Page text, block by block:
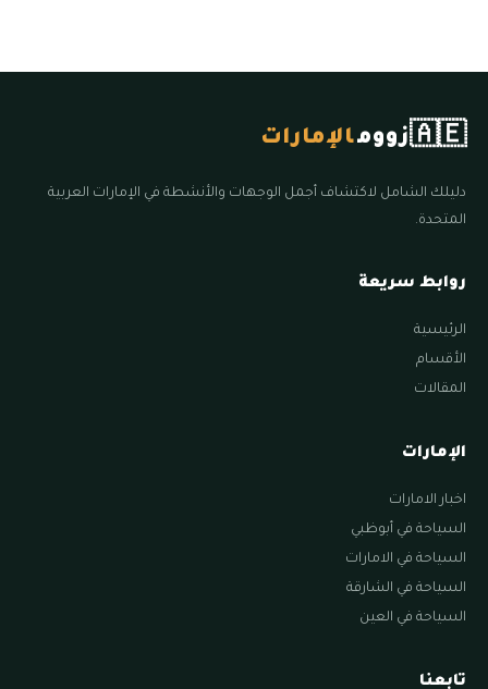
🇦🇪زوومالإمارات
دليلك الشامل لاكتشاف أجمل الوجهات والأنشطة في الإمارات العربية
المتحدة.
روابط سريعة
الرئيسية
الأقسام
المقالات
الإمارات
اخبار الامارات
السياحة في أبوظبي
السياحة في الامارات
السياحة في الشارقة
السياحة في العين
تابعنا